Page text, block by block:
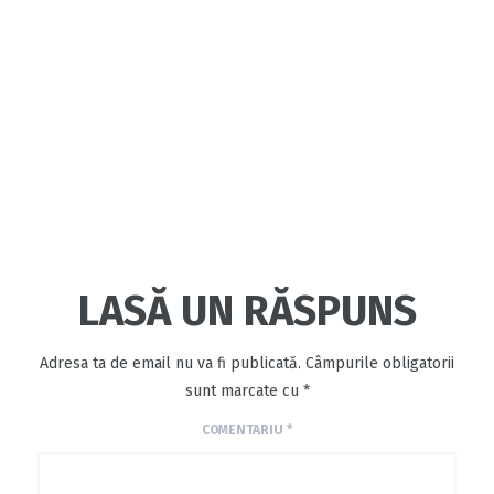
LASĂ UN RĂSPUNS
Adresa ta de email nu va fi publicată. Câmpurile obligatorii
sunt marcate cu *
COMENTARIU *